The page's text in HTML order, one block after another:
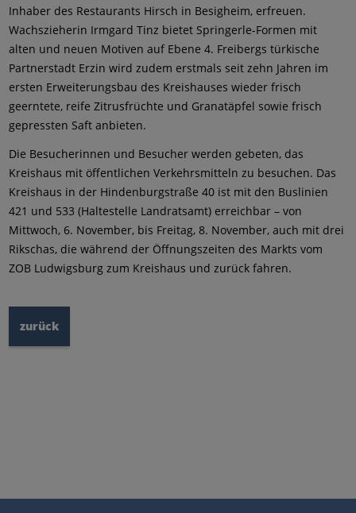
Inhaber des Restaurants Hirsch in Besigheim, erfreuen.
Wachszieherin Irmgard Tinz bietet Springerle-Formen mit
alten und neuen Motiven auf Ebene 4. Freibergs türkische
Partnerstadt Erzin wird zudem erstmals seit zehn Jahren im
ersten Erweiterungsbau des Kreishauses wieder frisch
geerntete, reife Zitrusfrüchte und Granatäpfel sowie frisch
gepressten Saft anbieten.
Die Besucherinnen und Besucher werden gebeten, das
Kreishaus mit öffentlichen Verkehrsmitteln zu besuchen. Das
Kreishaus in der Hindenburgstraße 40 ist mit den Buslinien
421 und 533 (Haltestelle Landratsamt) erreichbar – von
Mittwoch, 6. November, bis Freitag, 8. November, auch mit drei
Rikschas, die während der Öffnungszeiten des Markts vom
ZOB Ludwigsburg zum Kreishaus und zurück fahren.
zurück